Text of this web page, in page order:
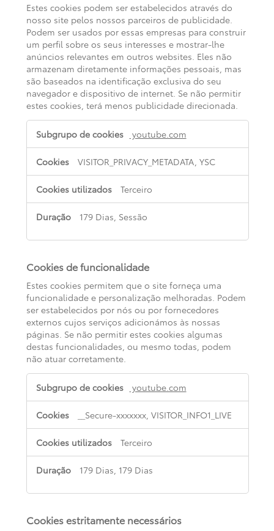
Estes cookies podem ser estabelecidos através do
nosso site pelos nossos parceiros de publicidade.
Podem ser usados por essas empresas para construir
um perfil sobre os seus interesses e mostrar-lhe
anúncios relevantes em outros websites. Eles não
armazenam diretamente informações pessoais, mas
são baseados na identificação exclusiva do seu
navegador e dispositivo de internet. Se não permitir
estes cookies, terá menos publicidade direcionada.
Cookies
de
publicidade
youtube.com
VISITOR_PRIVACY_METADATA, YSC
Terceiro
179 Dias, Sessão
Cookies de funcionalidade
Estes cookies permitem que o site forneça uma
funcionalidade e personalização melhoradas. Podem
ser estabelecidos por nós ou por fornecedores
externos cujos serviços adicionámos às nossas
páginas. Se não permitir estes cookies algumas
destas funcionalidades, ou mesmo todas, podem
não atuar corretamente.
Cookies
de
funcionalidade
youtube.com
__Secure-xxxxxxx, VISITOR_INFO1_LIVE
Terceiro
179 Dias, 179 Dias
Cookies estritamente necessários